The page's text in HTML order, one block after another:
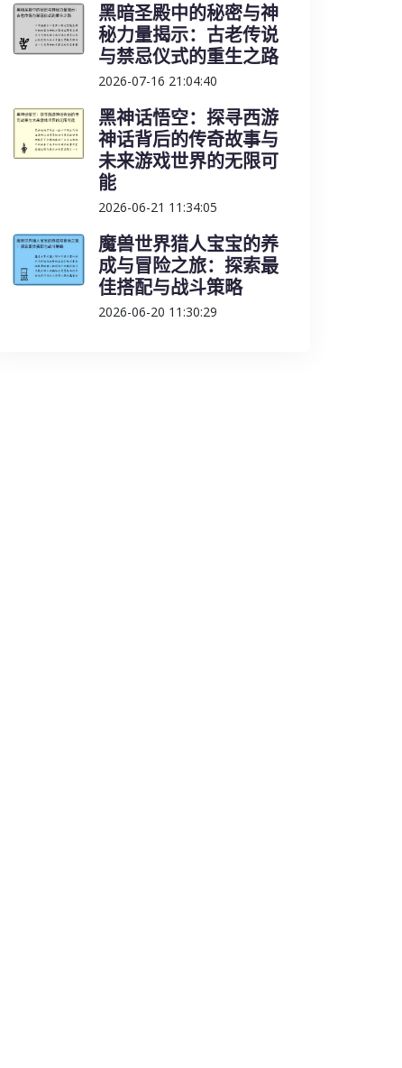
黑暗圣殿中的秘密与神
秘力量揭示：古老传说
与禁忌仪式的重生之路
2026-07-16 21:04:40
黑神话悟空：探寻西游
神话背后的传奇故事与
未来游戏世界的无限可
能
2026-06-21 11:34:05
魔兽世界猎人宝宝的养
成与冒险之旅：探索最
佳搭配与战斗策略
2026-06-20 11:30:29